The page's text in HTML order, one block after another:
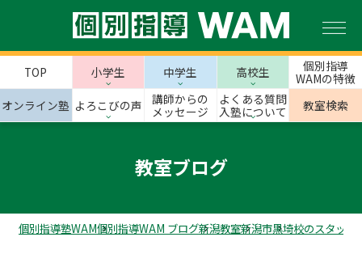
TOP 小学生 中学生 高校生
個別指導
WAMの特徴
オンライン塾 よろこびの声
講師からの
メッセージ
よくある質問
入塾について
教室検索
教室ブログ
個別指導塾WAM個別指導WAM ブログ新潟教室新潟市黒埼校のスタッフ